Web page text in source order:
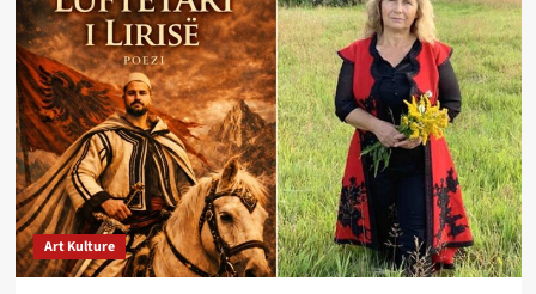
Art Kulture